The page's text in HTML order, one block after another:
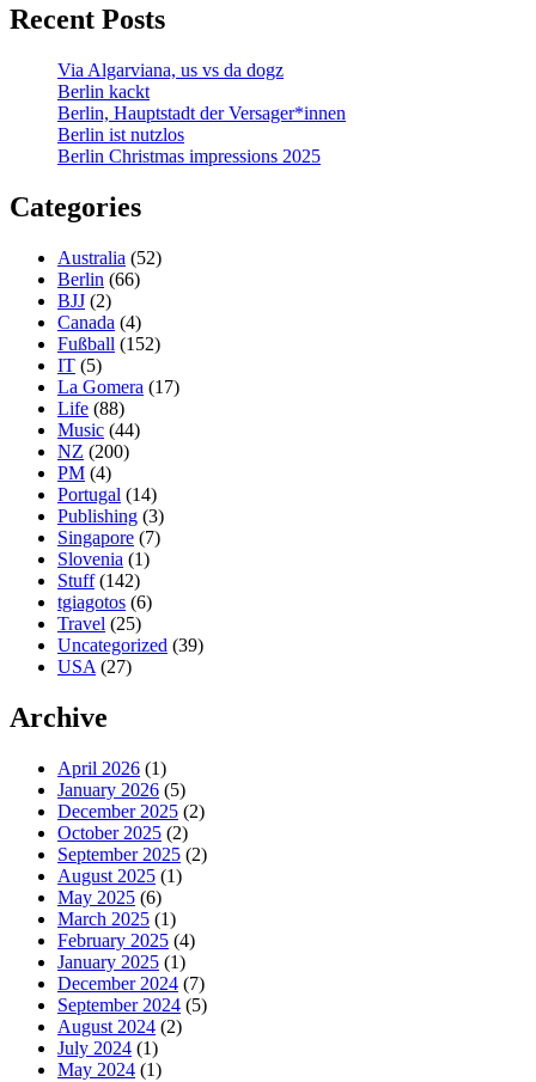
Recent Posts
Via Algarviana, us vs da dogz
Berlin kackt
Berlin, Hauptstadt der Versager*innen
Berlin ist nutzlos
Berlin Christmas impressions 2025
Categories
Australia (52)
Berlin (66)
BJJ (2)
Canada (4)
Fußball (152)
IT (5)
La Gomera (17)
Life (88)
Music (44)
NZ (200)
PM (4)
Portugal (14)
Publishing (3)
Singapore (7)
Slovenia (1)
Stuff(142)
tgiagotos (6)
Travel (25)
Uncategorized (39)
USA (27)
Archive
April 2026 (1)
January 2026 (5)
December 2025 (2)
October 2025 (2)
September 2025 (2)
August 2025 (1)
May 2025 (6)
March 2025 (1)
February 2025 (4)
January 2025 (1)
December 2024 (7)
September 2024 (5)
August 2024 (2)
July 2024 (1)
May 2024 (1)